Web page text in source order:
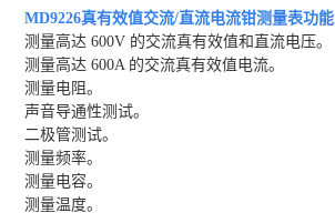
MD9226真有效值交流/直流电流钳测量表功能
测量高达 600V 的交流真有效值和直流电压。
测量高达 600A 的交流真有效值电流。
测量电阻。
声音导通性测试。
二极管测试。
测量频率。
测量电容。
测量温度。